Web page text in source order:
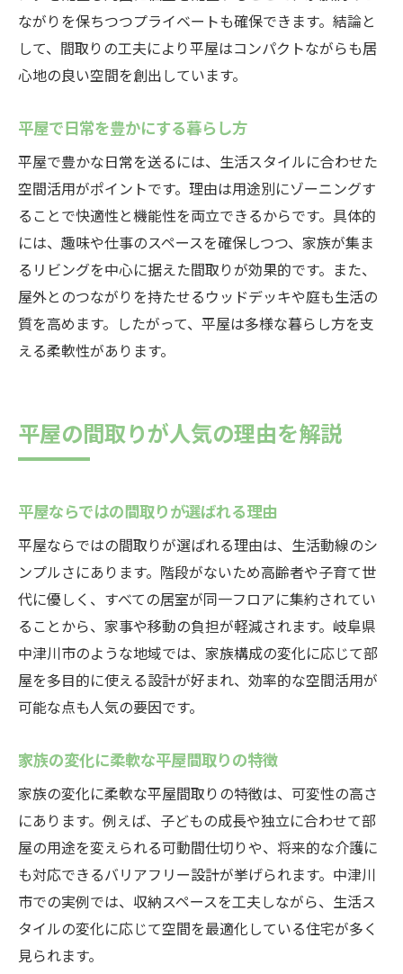
生活動線を重視した平屋の間取り工夫
理想の平屋を選ぶためのポイント集
理想の平屋選びで重視したい要素とは
失敗しない平屋選びのチェックポイント
平屋の間取りや広さを比較検討する方法
将来も見据えた平屋選びのコツを解説
平屋で満足できる住まいを手に入れる方法
ながりを保ちつつプライベートも確保できます。結論と
して、間取りの工夫により平屋はコンパクトながらも居
心地の良い空間を創出しています。
平屋で日常を豊かにする暮らし方
平屋で豊かな日常を送るには、生活スタイルに合わせた
空間活用がポイントです。理由は用途別にゾーニングす
ることで快適性と機能性を両立できるからです。具体的
には、趣味や仕事のスペースを確保しつつ、家族が集ま
るリビングを中心に据えた間取りが効果的です。また、
屋外とのつながりを持たせるウッドデッキや庭も生活の
質を高めます。したがって、平屋は多様な暮らし方を支
える柔軟性があります。
平屋の間取りが人気の理由を解説
平屋ならではの間取りが選ばれる理由
平屋ならではの間取りが選ばれる理由は、生活動線のシ
ンプルさにあります。階段がないため高齢者や子育て世
代に優しく、すべての居室が同一フロアに集約されてい
ることから、家事や移動の負担が軽減されます。岐阜県
中津川市のような地域では、家族構成の変化に応じて部
屋を多目的に使える設計が好まれ、効率的な空間活用が
可能な点も人気の要因です。
家族の変化に柔軟な平屋間取りの特徴
家族の変化に柔軟な平屋間取りの特徴は、可変性の高さ
にあります。例えば、子どもの成長や独立に合わせて部
屋の用途を変えられる可動間仕切りや、将来的な介護に
も対応できるバリアフリー設計が挙げられます。中津川
市での実例では、収納スペースを工夫しながら、生活ス
タイルの変化に応じて空間を最適化している住宅が多く
見られます。